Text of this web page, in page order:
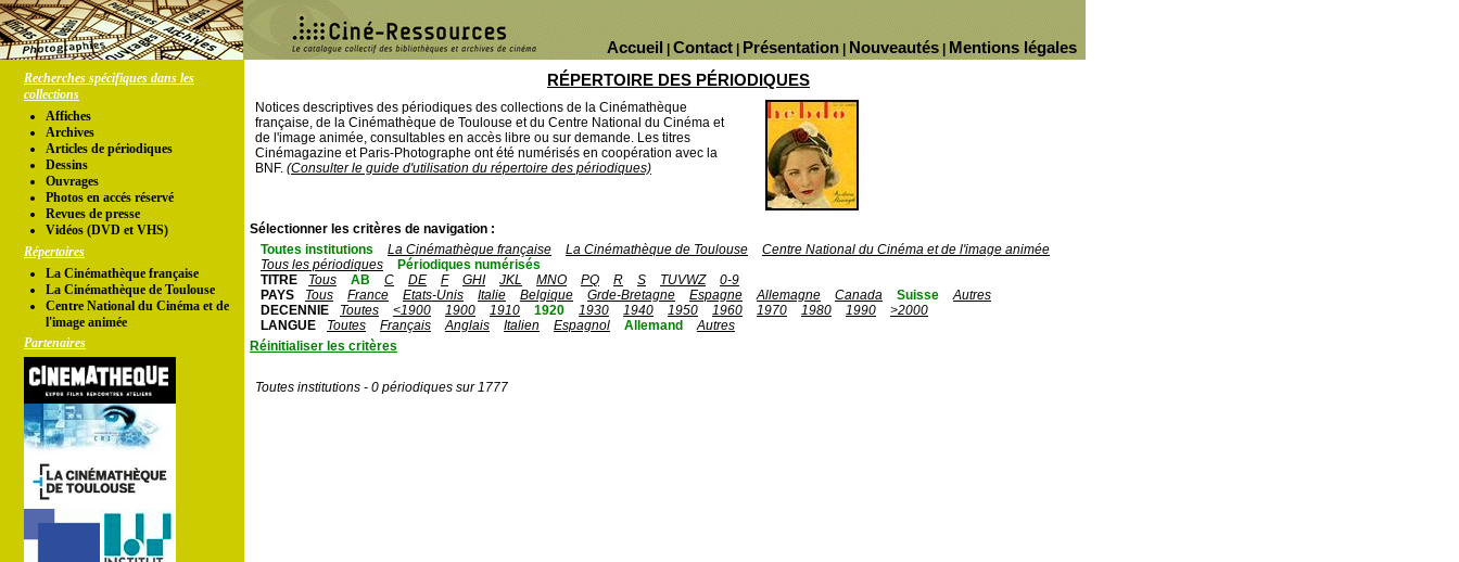
Mentions légales
Nouveautés
Présentation
Contact
Accueil
Recherches spécifiques dans les
collections
Affiches
Archives
Articles de périodiques
Dessins
Ouvrages
Photos en accés réservé
Revues de presse
Vidéos (DVD et VHS)
Répertoires
La Cinémathèque française
La Cinémathèque de Toulouse
Centre National du Cinéma et de
l'image animée
Partenaires
RÉPERTOIRE DES PÉRIODIQUES
Notices descriptives des périodiques des collections de la Cinémathèque
française, de la Cinémathèque de Toulouse et du Centre National du Cinéma et
de l'image animée, consultables en accès libre ou sur demande. Les titres
Cinémagazine et Paris-Photographe ont été numérisés en coopération avec la
BNF. (Consulter le guide d'utilisation du répertoire des périodiques)
Sélectionner les critères de navigation :
Toutes institutions
La Cinémathèque française La Cinémathèque de Toulouse
Centre National du Cinéma et de l'image animée
Tous les périodiques
Périodiques numérisés
TITRE
Tous AB C DE F GHI JKL MNO PQ R S TUVWZ
0-9
PAYS
Tous France Etats-Unis Italie Belgique Grde-Bretagne Espagne Allemagne Canada Suisse
Autres
DECENNIE
Toutes <1900 1900 1910 1920 1930 1940 1950 1960 1970 1980 1990
>2000
LANGUE
Toutes Français Anglais Italien Espagnol Allemand
Autres
Réinitialiser les critères
Toutes institutions - 0 périodiques sur 1777